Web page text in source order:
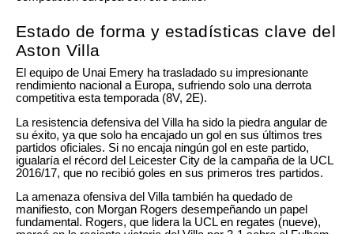
Estado de forma y estadísticas clave del
Aston Villa
El equipo de Unai Emery ha trasladado su impresionante
rendimiento nacional a Europa, sufriendo solo una derrota
competitiva esta temporada (8V, 2E).
La resistencia defensiva del Villa ha sido la piedra angular de
su éxito, ya que solo ha encajado un gol en sus últimos tres
partidos oficiales. Si no encaja ningún gol en este partido,
igualaría el récord del Leicester City de la campaña de la UCL
2016/17, que no recibió goles en sus primeros tres partidos.
La amenaza ofensiva del Villa también ha quedado de
manifiesto, con Morgan Rogers desempeñando un papel
fundamental. Rogers, que lidera la UCL en regates (nueve),